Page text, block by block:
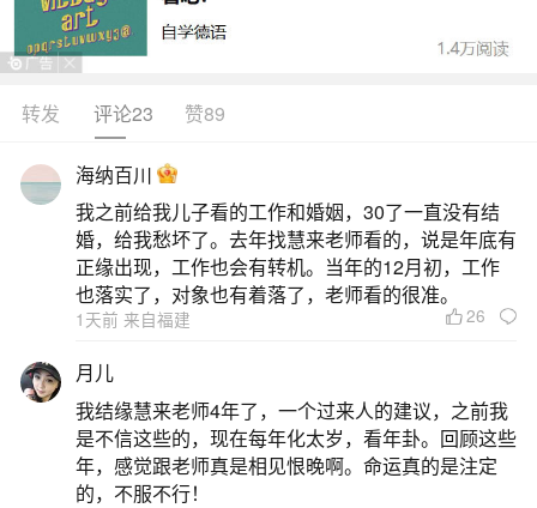
生活中像本命年不适宜结婚吗女？都是很常见
的问题，但是小问题不注意可能会引起大麻烦，下
面就这个问题给大家做一些解读：
一、本命年不适宜结婚与生孩子是真的吗？
本命年为什么不适合能结婚生小孩结婚是一个
人的终身大事，在结婚的时候肯定会选择一个好的
日子，但是本命年是不适宜结婚，也不适合生孩子
的。本命年本身就是犯太岁的一年，结婚和生孩子
都是大事，不适合在这一年。人在本命年会犯太
转发 评论23 赞89
海纳百川
我之前给我儿子看的工作和婚姻，30了一直没有结
婚，给我愁坏了。去年找慧来老师看的，说是年底有
正缘出现，工作也会有转机。当年的12月初，工作
也落实了，对象也有着落了，老师看的很准。
1天前 来自福建 26
月儿
我结缘慧来老师4年了，一个过来人的建议，之前我
是不信这些的，现在每年化太岁，看年卦。回顾这些
年，感觉跟老师真是相见恨晚啊。命运真的是注定
的，不服不行！